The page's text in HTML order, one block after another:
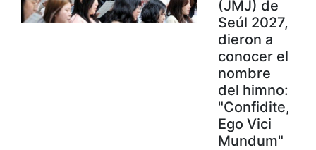
(JMJ) de
Seúl 2027,
dieron a
conocer el
nombre
del himno:
"Confidite,
Ego Vici
Mundum"